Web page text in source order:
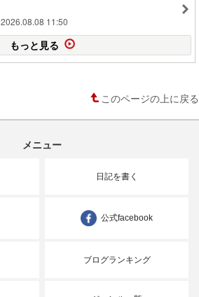
2026.08.08 11:50
もっと見る
このページの上に戻る
メニュー
日記を書く
公式facebook
ブログランキング